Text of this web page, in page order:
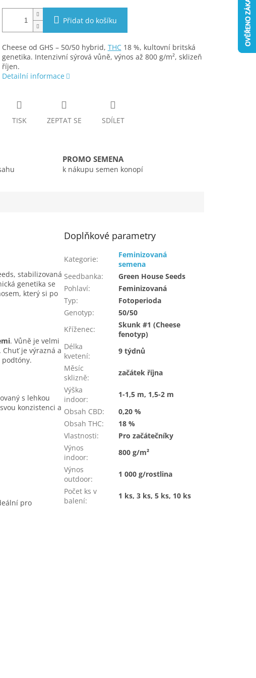
Přidat do košíku
Cheese od GHS – 50/50 hybrid, THC18 %, kultovní britská
genetika. Intenzivní sýrová vůně, výnos až 800 g/m², sklizeň
říjen.
Detailní informace
TISK ZEPTAT SE SDÍLET
PROMO SEMENA
k nákupu semen konopí
stabilizovaná
genetika se
který si po
. Vůně je velmi
. Chuť je výrazná a
s lehkou
konzistenci a
pro
Doplňkové parametry
Kategorie:
Feminizovaná
semena
Seedbanka:
Green House Seeds
Pohlaví:
Feminizovaná
Typ:
Fotoperioda
Genotyp:
50/50
Kříženec:
Skunk #1 (Cheese
fenotyp)
Délka
kvetení:
9 týdnů
Měsíc
sklizně:
začátek října
Výška
indoor:
1-1,5 m, 1,5-2 m
Obsah CBD:
0,20 %
Obsah THC:
18 %
Vlastnosti:
Pro začátečníky
Výnos
indoor:
800 g/m²
Výnos
outdoor:
1 000 g/rostlina
Počet ks v
balení:
1 ks, 3 ks, 5 ks, 10 ks